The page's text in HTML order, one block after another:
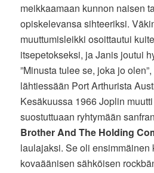
meikkaamaan kunnon naisen
opiskelevansa sihteeriksi.
muuttumisleikki osoittautui
itsepetokseksi, ja Janis joutui
”Minusta tulee se, joka jo
lähtiessään Port Arthurista
Kesäkuussa 1966 Joplin
suostuttuaan ryhtymään
Brother And The Holding
laulajaksi. Se oli ensimmäinen
kovaäänisen sähköisen